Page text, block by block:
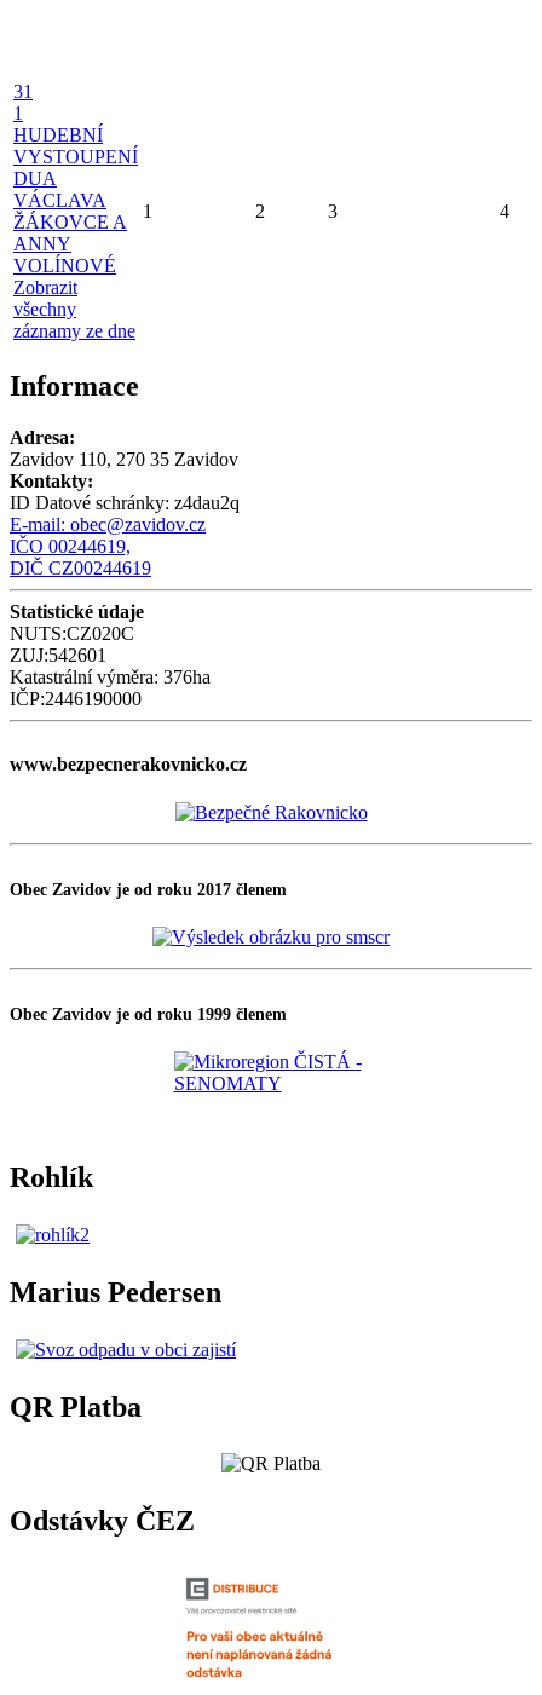
31
1
HUDEBNÍ
VYSTOUPENÍ
DUA
VÁCLAVA
ŽÁKOVCE A
ANNY
VOLÍNOVÉ
Zobrazit
všechny
záznamy ze dne
1 2 3 4
Informace
Adresa:
Zavidov 110, 270 35 Zavidov
Kontakty:
ID Datové schránky: z4dau2q
E-mail: obec@zavidov.cz
IČO 00244619,
DIČ CZ00244619
Statistické údaje
NUTS:CZ020C
ZUJ:542601
Katastrální výměra: 376ha
IČP:2446190000
www.bezpecnerakovnicko.cz
Obec Zavidov je od roku 2017 členem
Obec Zavidov je od roku 1999 členem
Rohlík
Marius Pedersen
QR Platba
Odstávky ČEZ